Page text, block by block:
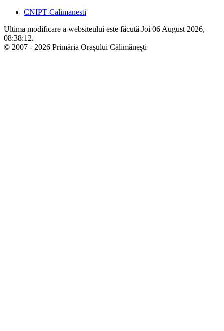
CNIPT Calimanesti
Ultima modificare a websiteului este făcută Joi 06 August 2026,
08:38:12.
© 2007 - 2026 Primăria Orașului Călimănești